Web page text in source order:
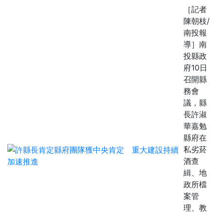
［記者
陳朝枝/
南投報
導］南
投縣政
府10日
召開縣
務會
議，縣
長許淑
華嘉勉
縣府在
私劣菸
酒查
緝、地
政所檔
案管
理、教